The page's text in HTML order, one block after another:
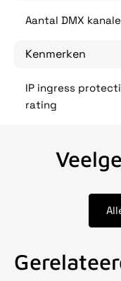
Aantal DMX
Kenmerken
IP ingress
rating